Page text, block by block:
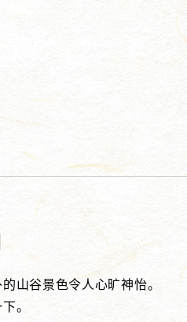
山谷景色令人心旷神怡。
。